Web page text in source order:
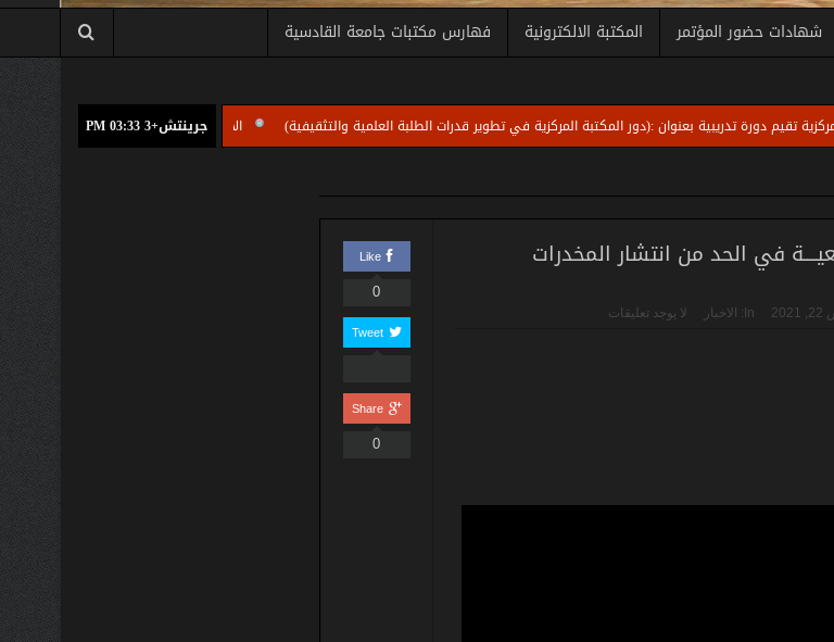
شهادات حضور المؤتمر المكتبة الالكترونية
فهارس مكتبات جامعة القادسية
تدريبية بعنوان :(دور المكتبة المركزية في تطوير قدرات الطلبة العلمية والتثقيفية)
الامانة العامة للمكتبة المركزية بجامعة القادسية تقيم
جرينتش+3 03:33 PM
في الحد من انتشار المخدرات
In: الاخبار لا يوجد تعليقات
Like
0
Tweet
Share
0